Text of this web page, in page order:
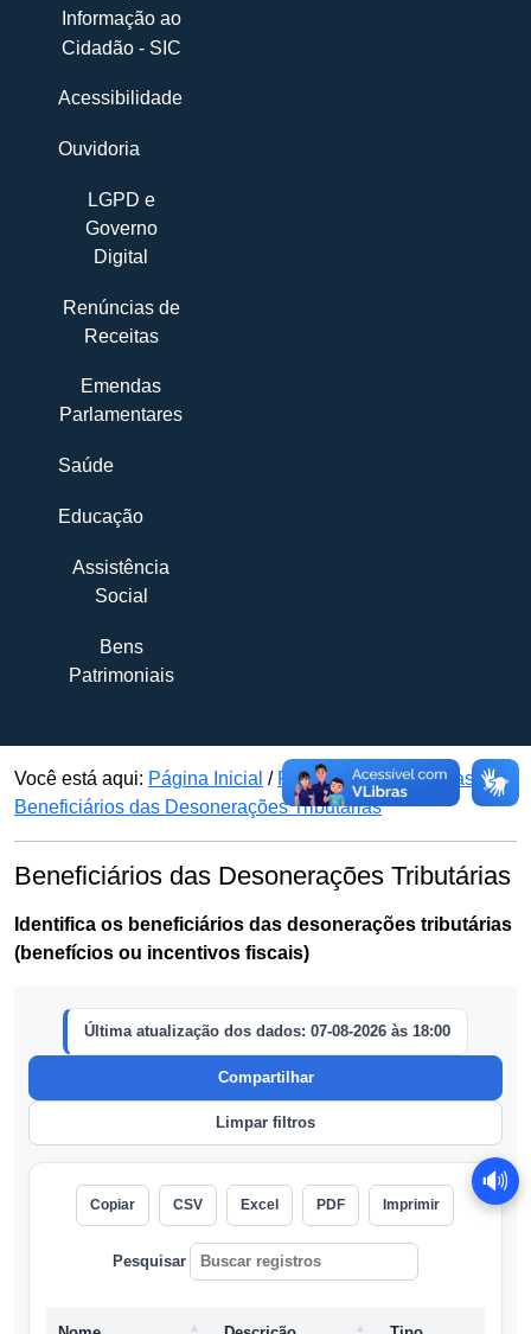
🔊
Informação ao
Cidadão - SIC
Acessibilidade
Ouvidoria
LGPD e
Governo
Digital
Renúncias de
Receitas
Emendas
Parlamentares
Saúde
Educação
Assistência
Social
Bens
Patrimoniais
Você está aqui: Página Inicial / Renúncias de Receitas /
Beneficiários das Desonerações Tributárias
Beneficiários das Desonerações Tributárias
Identifica os beneficiários das desonerações tributárias
(benefícios ou incentivos fiscais)